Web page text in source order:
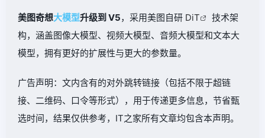
美图奇想大模型升级到 V5，采用美图自研 DiT
技术架
构，涵盖图像大模型、视频大模型、音频大模型和文本大
模型，拥有更好的扩展性与更大的参数量。
广告声明：文内含有的对外跳转链接（包括不限于超链
接、二维码、口令等形式），用于传递更多信息，节省甄
选时间，结果仅供参考，IT之家所有文章均包含本声明。